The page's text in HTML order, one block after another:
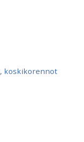
koskikorennot